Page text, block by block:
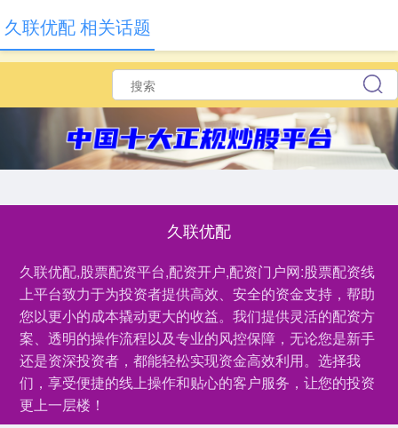
久联优配
久联优配,股票配资平台,配资开户,配资门户网:股票配资线
上平台致力于为投资者提供高效、安全的资金支持，帮助
您以更小的成本撬动更大的收益。我们提供灵活的配资方
案、透明的操作流程以及专业的风控保障，无论您是新手
还是资深投资者，都能轻松实现资金高效利用。选择我
们，享受便捷的线上操作和贴心的客户服务，让您的投资
更上一层楼！
久联优配 相关话题